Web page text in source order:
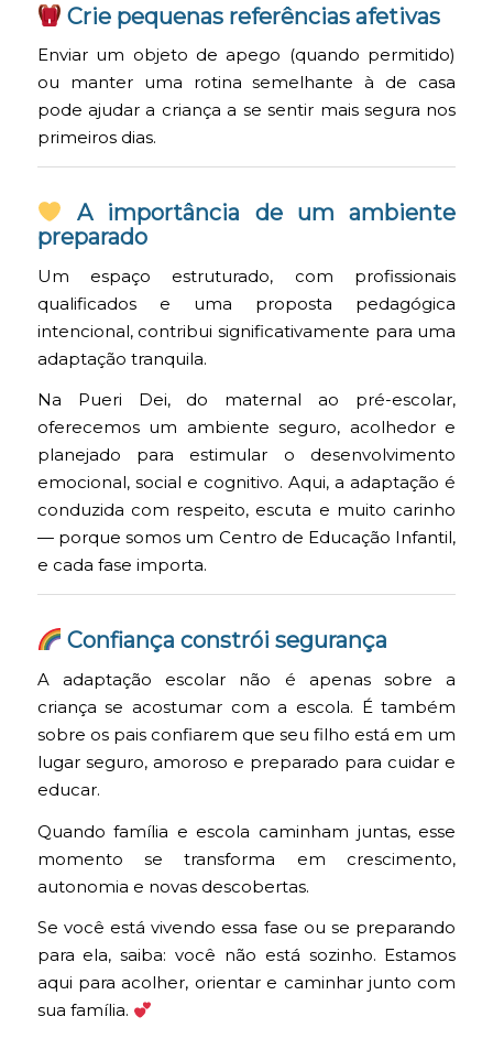
Crie pequenas referências afetivas
Enviar um objeto de apego (quando permitido)
ou manter uma rotina semelhante à de casa
pode ajudar a criança a se sentir mais segura nos
primeiros dias.
A importância de um ambiente
preparado
Um espaço estruturado, com profissionais
qualificados e uma proposta pedagógica
intencional, contribui significativamente para uma
adaptação tranquila.
Na Pueri Dei, do maternal ao pré-escolar,
oferecemos um ambiente seguro, acolhedor e
planejado para estimular o desenvolvimento
emocional, social e cognitivo. Aqui, a adaptação é
conduzida com respeito, escuta e muito carinho
— porque somos um Centro de Educação Infantil,
e cada fase importa.
Confiança constrói segurança
A adaptação escolar não é apenas sobre a
criança se acostumar com a escola. É também
sobre os pais confiarem que seu filho está em um
lugar seguro, amoroso e preparado para cuidar e
educar.
Quando família e escola caminham juntas, esse
momento se transforma em crescimento,
autonomia e novas descobertas.
Se você está vivendo essa fase ou se preparando
para ela, saiba: você não está sozinho. Estamos
aqui para acolher, orientar e caminhar junto com
sua família.